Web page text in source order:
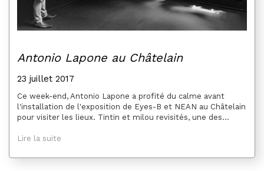
Antonio Lapone au Châtelain
23 juillet 2017
Ce week-end, Antonio Lapone a profité du calme avant
l'installation de l'exposition de Eyes-B et NEAN au Châtelain
pour visiter les lieux. Tintin et milou revisités, une des...
Lire la suite